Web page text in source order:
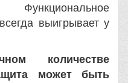
выигрывает у
количестве
может быть